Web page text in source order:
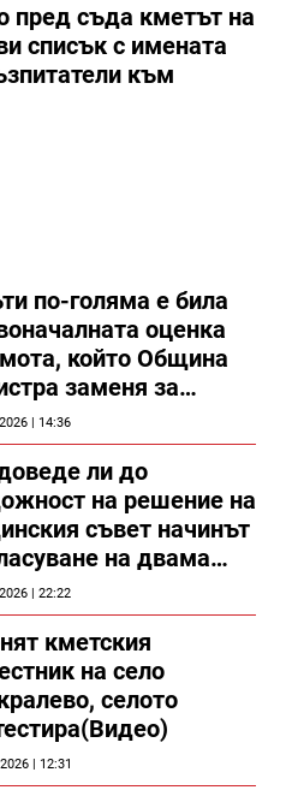
пред съда кметът на
списък с имената
към
по-голяма е била
оценка
който Община
заменя за
показват
| 14:36
ли до
на решение на
съвет начинът
на двама
в Силистра?
| 22:22
кметския
на село
селото
| 12:31